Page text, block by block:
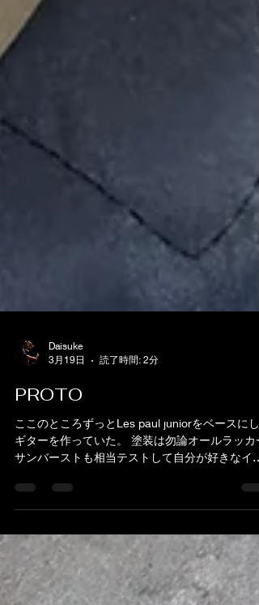
3月19日
PROTO
ここのところずっとLes paul juniorをベースにした
ギターを作っていた。 塗装は勿論オールラッカ
サンバーストも相当テストして自分が好きなイメ
ンドに仕上がりました。 が、なぜこのタイプに
たのかというと SG制作をしていたが ネックの仕
込み角度で悩み始め どうしたものかと頭をフル
転させていた時に 目に入ったGibson Les Paul